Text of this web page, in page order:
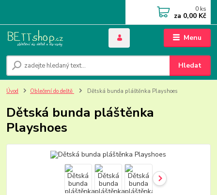
Menu
Hledat
0 ks
za 0,00 Kč
Úvod Oblečení do deště Dětská bunda pláštěnka Playshoes
Dětská bunda pláštěnka
Playshoes